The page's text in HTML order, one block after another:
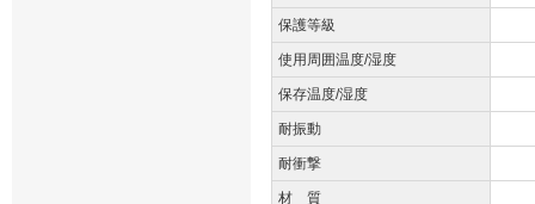
保護等級
使用周囲温度/湿度
保存温度/湿度
耐振動
耐衝撃
材 質